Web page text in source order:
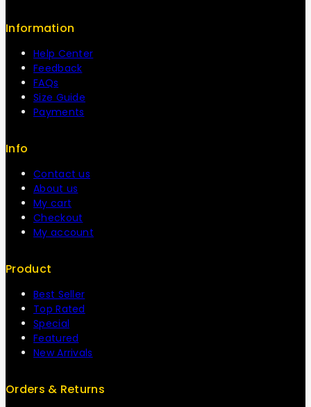
Information
Help Center
Feedback
FAQs
Size Guide
Payments
Info
Contact us
About us
My cart
Checkout
My account
Product
Best Seller
Top Rated
Special
Featured
New Arrivals
Orders & Returns